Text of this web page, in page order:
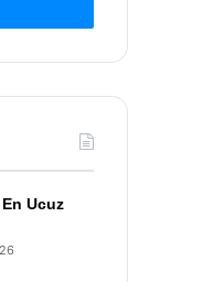
Ucuz